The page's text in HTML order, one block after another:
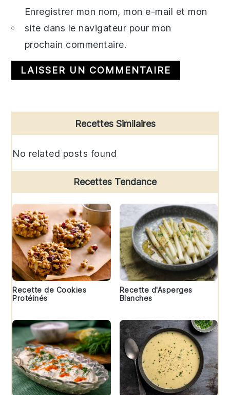
Enregistrer mon nom, mon e-mail et mon
site dans le navigateur pour mon
prochain commentaire.
Sidebar
Recettes Similaires
No related posts found
Recettes Tendance
Recette de Cookies
Protéinés
Recette d'Asperges
Blanches